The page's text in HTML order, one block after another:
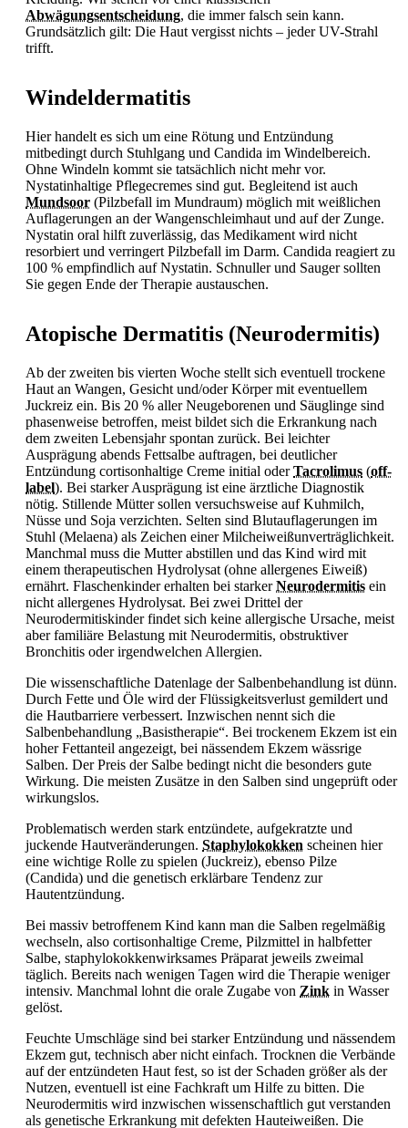
Abwägungsentscheidung, die immer falsch sein kann.
Grundsätzlich gilt: Die Haut vergisst nichts – jeder UV-Strahl
trifft.
Windeldermatitis
Hier handelt es sich um eine Rötung und Entzündung
mitbedingt durch Stuhlgang und Candida im Windelbereich.
Ohne Windeln kommt sie tatsächlich nicht mehr vor.
Nystatinhaltige Pflegecremes sind gut. Begleitend ist auch
Mundsoor (Pilzbefall im Mundraum) möglich mit weißlichen
Auflagerungen an der Wangenschleimhaut und auf der Zunge.
Nystatin oral hilft zuverlässig, das Medikament wird nicht
resorbiert und verringert Pilzbefall im Darm. Candida reagiert zu
100 % empfindlich auf Nystatin. Schnuller und Sauger sollten
Sie gegen Ende der Therapie austauschen.
Atopische Dermatitis (Neurodermitis)
Ab der zweiten bis vierten Woche stellt sich eventuell trockene
Haut an Wangen, Gesicht und/oder Körper mit eventuellem
Juckreiz ein. Bis 20 % aller Neugeborenen und Säuglinge sind
phasenweise betroffen, meist bildet sich die Erkrankung nach
dem zweiten Lebensjahr spontan zurück. Bei leichter
Ausprägung abends Fettsalbe auftragen, bei deutlicher
Entzündung cortisonhaltige Creme initial oderTacrolimus (off-
label). Bei starker Ausprägung ist eine ärztliche Diagnostik
nötig. Stillende Mütter sollen versuchsweise auf Kuhmilch,
Nüsse und Soja verzichten. Selten sind Blutauflagerungen im
Stuhl (Melaena) als Zeichen einer Milcheiweißunverträglichkeit.
Manchmal muss die Mutter abstillen und das Kind wird mit
einem therapeutischen Hydrolysat (ohne allergenes Eiweiß)
ernährt. Flaschenkinder erhalten bei starkerNeurodermitis ein
nicht allergenes Hydrolysat. Bei zwei Drittel der
Neurodermitiskinder findet sich keine allergische Ursache, meist
aber familiäre Belastung mit Neurodermitis, obstruktiver
Bronchitis oder irgendwelchen Allergien.
Die wissenschaftliche Datenlage der Salbenbehandlung ist dünn.
Durch Fette und Öle wird der Flüssigkeitsverlust gemildert und
die Hautbarriere verbessert. Inzwischen nennt sich die
Salbenbehandlung „Basistherapie“. Bei trockenem Ekzem ist ein
hoher Fettanteil angezeigt, bei nässendem Ekzem wässrige
Salben. Der Preis der Salbe bedingt nicht die besonders gute
Wirkung. Die meisten Zusätze in den Salben sind ungeprüft oder
wirkungslos.
Problematisch werden stark entzündete, aufgekratzte und
juckende Hautveränderungen. Staphylokokken scheinen hier
eine wichtige Rolle zu spielen (Juckreiz), ebenso Pilze
(Candida) und die genetisch erklärbare Tendenz zur
Hautentzündung.
Bei massiv betroffenem Kind kann man die Salben regelmäßig
wechseln, also cortisonhaltige Creme, Pilzmittel in halbfetter
Salbe, staphylokokkenwirksames Präparat jeweils zweimal
täglich. Bereits nach wenigen Tagen wird die Therapie weniger
intensiv. Manchmal lohnt die orale Zugabe von Zink in Wasser
gelöst.
Feuchte Umschläge sind bei starker Entzündung und nässendem
Ekzem gut, technisch aber nicht einfach. Trocknen die Verbände
auf der entzündeten Haut fest, so ist der Schaden größer als der
Nutzen, eventuell ist eine Fachkraft um Hilfe zu bitten. Die
Neurodermitis wird inzwischen wissenschaftlich gut verstanden
als genetische Erkrankung mit defekten Hauteiweißen. Die